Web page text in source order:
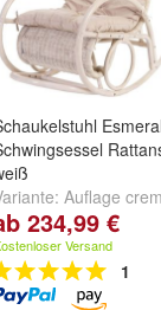
Auflage
grün,Auflage
weitere ...
234,99 €
Versand
1